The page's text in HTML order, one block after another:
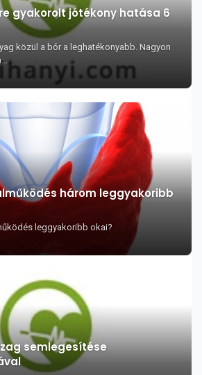
gyakorolt jótékony hatása 6
közül a bór a leghatékonyabb. Nagyon
három leggyakoribb
leggyakoribb okai?
semlegesítése